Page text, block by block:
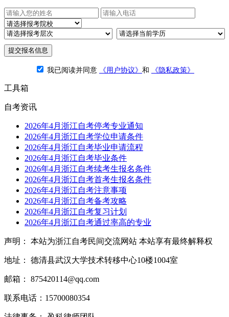
提交报名信息
我已阅读并同意 《用户协议》 和 《隐私政策》
工具箱
自考资讯
2026年4月浙江自考停考专业通知
2026年4月浙江自考学位申请条件
2026年4月浙江自考毕业申请流程
2026年4月浙江自考毕业条件
2026年4月浙江自考续考生报名条件
2026年4月浙江自考首考生报名条件
2026年4月浙江自考注意事项
2026年4月浙江自考备考攻略
2026年4月浙江自考复习计划
2026年4月浙江自考通过率高的专业
声明： 本站为浙江自考民间交流网站 本站享有最终解释权
地址： 德清县武汉大学技术转移中心10楼1004室
邮箱： 875420114@qq.com
联系电话：15700080354